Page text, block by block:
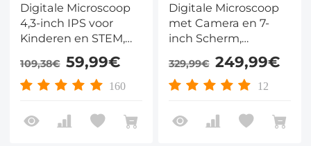
Digitale Microscoop
4,3-inch IPS voor
Kinderen en STEM,
50x-1000x met 2MP
Camera en 8 LED-
lampen
109,38€ 59,99€
160
Digitale Microscoop
met Camera en 7-
inch Scherm,
WiFi/USB en 80x-
1600x Vergroting voor
School en Thuis
329,99€ 249,99€
12